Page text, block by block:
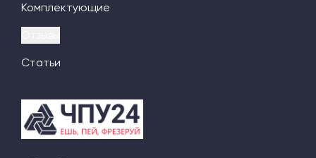
Комплектующие
Статьи